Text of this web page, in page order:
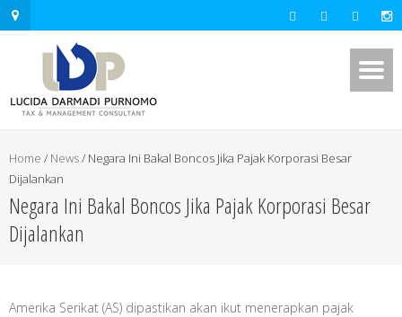
.mapouter{position:relative;text-
Home / News/ Negara Ini Bakal Boncos Jika Pajak Korporasi Besar
Dijalankan
Negara Ini Bakal Boncos Jika Pajak Korporasi Besar
Dijalankan
Amerika Serikat (AS) dipastikan akan ikut menerapkan pajak